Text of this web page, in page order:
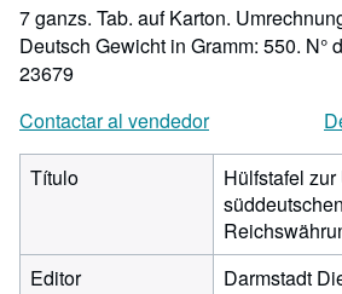
7 ganzs. Tab. auf Karton.
Deutsch Gewicht in Gramm: 550. N°
23679
Contactar al vendedor
Título
Hülfstafel
Editor
Darmstadt